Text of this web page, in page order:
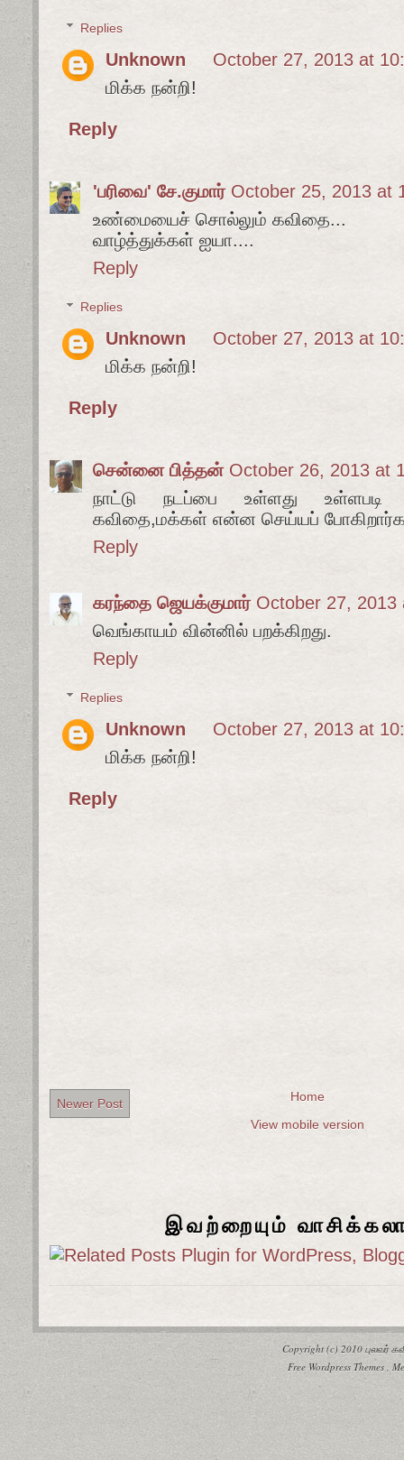
Replies
Unknown
October 27, 2013 at
மிக்க நன்றி!
Reply
'பரிவை' சே.குமார் October 25, 2013 at
உண்மையைச் சொல்லும் கவிதை...
வாழ்த்துக்கள் ஐயா....
Reply
Replies
Unknown
October 27, 2013 at
மிக்க நன்றி!
Reply
சென்னை பித்தன் October 26, 2013 at
நாட்டு நடப்பை உள்ளது உள்ளபடி
கவிதை,மக்கள் என்ன செய்யப்
Reply
கரந்தை ஜெயக்குமார் October 27, 2013
வெங்காயம் வின்னில் பறக்கிறது.
Reply
Replies
Unknown
October 27, 2013 at
மிக்க நன்றி!
Reply
Newer Post
Home
View mobile version
இவற்றையும்
Copyright (c) 2010 புலவர்
Free Wordpress Themes ,